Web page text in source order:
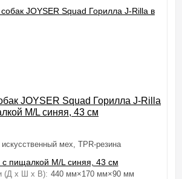
JOYSER Squad Горилла J-Rilla
M/L синяя, 43 см
искусственный мех, TPR-резина
(Д х Ш х В): 440 мм×170 мм×90 мм